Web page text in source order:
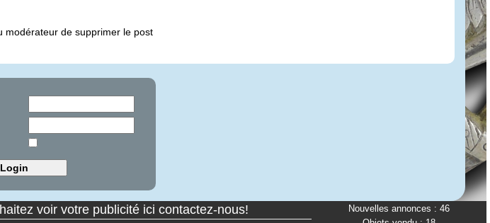
modérateur de supprimer le post
voir votre publicité ici contactez-nous!
Nouvelles annonces : 46